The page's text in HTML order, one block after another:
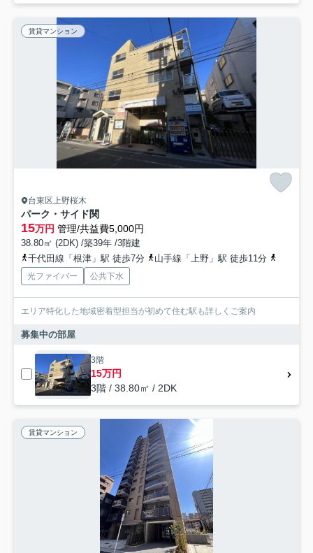
賃貸マンション
台東区上野桜木
パーク・サイド関
15万円 管理/共益費5,000円
38.80㎡ (2DK) /築39年 /3階建
千代田線「根津」駅 徒歩7分
山手線「上野」駅 徒歩11分
光ファイバー 公共下水
エリア特化した地域密着型担当が初めて住む駅も詳しくご案内
募集中の部屋
3階
15万円
3階 / 38.80㎡ / 2DK
賃貸マンション